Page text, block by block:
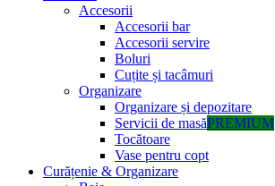
Accesorii
Accesorii bar
Accesorii servire
Boluri
Cuțite și tacâmuri
Organizare
Organizare și depozitare
Servicii de masăPREMIUM
Tocătoare
Vase pentru copt
Curățenie & Organizare